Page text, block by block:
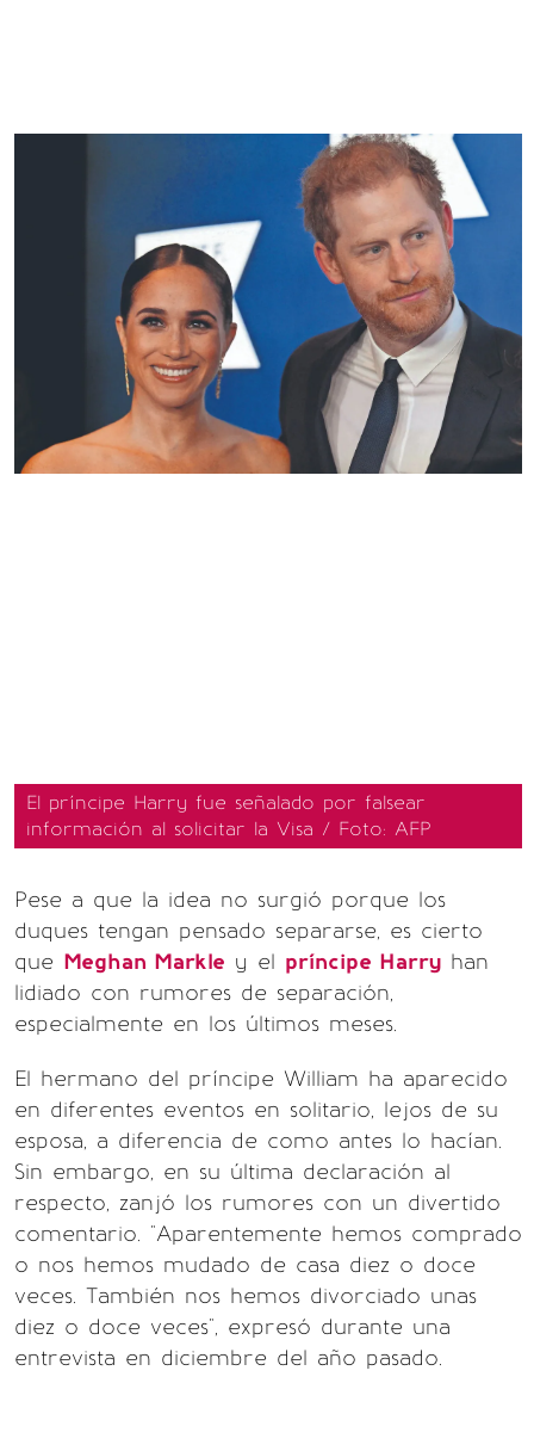
El príncipe Harry fue señalado por falsear
información al solicitar la Visa / Foto: AFP
Pese a que la idea no surgió porque los
duques tengan pensado separarse, es cierto
que Meghan Markle y el príncipe Harry han
lidiado con rumores de separación,
especialmente en los últimos meses.
El hermano del príncipe William ha aparecido
en diferentes eventos en solitario, lejos de su
esposa, a diferencia de como antes lo hacían.
Sin embargo, en su última declaración al
respecto, zanjó los rumores con un divertido
comentario. "Aparentemente hemos comprado
o nos hemos mudado de casa diez o doce
veces. También nos hemos divorciado unas
diez o doce veces", expresó durante una
entrevista en diciembre del año pasado.